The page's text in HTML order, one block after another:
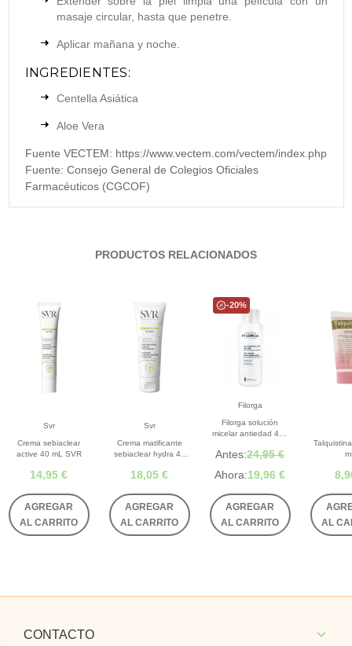
masaje circular, hasta que penetre.
Aplicar mañana y noche.
INGREDIENTES:
Centella Asiática
Aloe Vera
Fuente VECTEM: https://www.vectem.com/vectem/index.php
Fuente: Consejo General de Colegios Oficiales
Farmacéuticos (CGCOF)
PRODUCTOS RELACIONADOS
Svr
Crema sebiaclear
active 40 mL SVR
14,95 €
AGREGAR
AL CARRITO
Svr
Crema matificante
sebiaclear hydra 40
18,05 €
AGREGAR
AL CARRITO
-20%
Filorga
Filorga solución
micelar antiedad 400
Ahora:19,96 €
Antes:24,95 €
AGREGAR
AL CARRITO
AL
CONTACTO